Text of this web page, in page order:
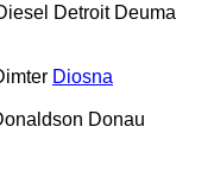
Detroit Deuma
Diosna
Donau